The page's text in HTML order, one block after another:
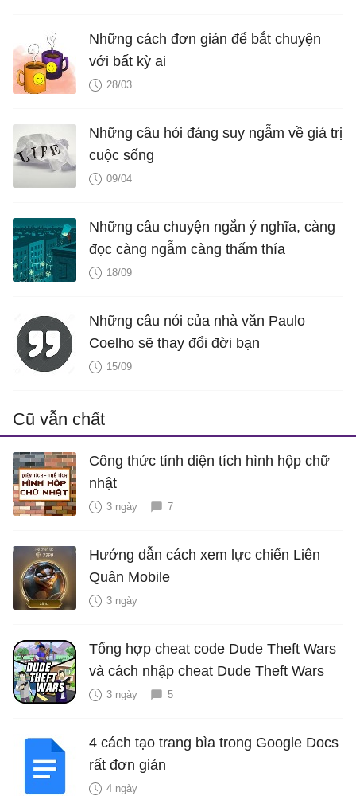
Những cách đơn giản để bắt chuyện
với bất kỳ ai
28/03
Những câu hỏi đáng suy ngẫm về giá trị
cuộc sống
09/04
Những câu chuyện ngắn ý nghĩa, càng
đọc càng ngẫm càng thấm thía
18/09
Những câu nói của nhà văn Paulo
Coelho sẽ thay đổi đời bạn
15/09
Cũ vẫn chất
Công thức tính diện tích hình hộp chữ
nhật
3 ngày 7
Hướng dẫn cách xem lực chiến Liên
Quân Mobile
3 ngày
Tổng hợp cheat code Dude Theft Wars
và cách nhập cheat Dude Theft Wars
3 ngày 5
4 cách tạo trang bìa trong Google Docs
rất đơn giản
4 ngày